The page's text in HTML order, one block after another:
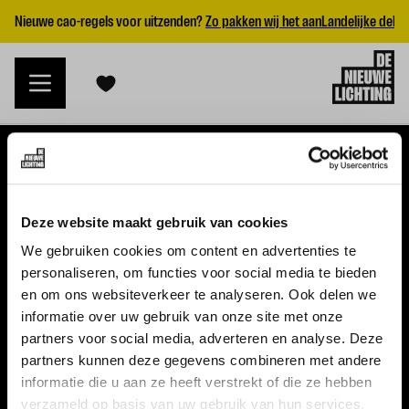
Deze website maakt gebruik van cookies
We gebruiken cookies om content en advertenties te
personaliseren, om functies voor social media te bieden
en om ons websiteverkeer te analyseren. Ook delen we
informatie over uw gebruik van onze site met onze
partners voor social media, adverteren en analyse. Deze
partners kunnen deze gegevens combineren met andere
informatie die u aan ze heeft verstrekt of die ze hebben
verzameld op basis van uw gebruik van hun services.
Nieuwe cao-regels voor uitzenden?Zo pakken wij het aanLandelijke
WERKGEVERS
Nieuwe cao uitzenden 2026
Vraag een offerte aan
VACATURES
Alle vacatures
Topvacatures